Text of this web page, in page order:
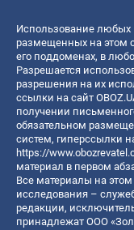
Использование любых
размещенных на этом
его поддоменах, в
Разрешается
разрешения на их
ссылки на сайт
получении
обязательном
систем, гиперссылки
https://
материал в первом
Все материалы на этом
исследования –
редакции,
принадлежат ООО